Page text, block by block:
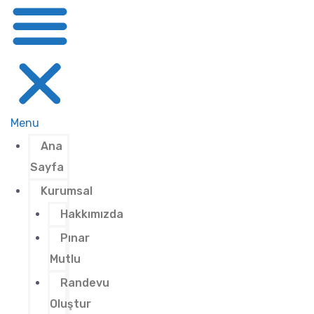
Menu
Ana
Sayfa
Kurumsal
Hakkımızda
Pınar
Mutlu
Randevu
Oluştur